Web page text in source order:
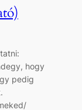
hogy
pedig